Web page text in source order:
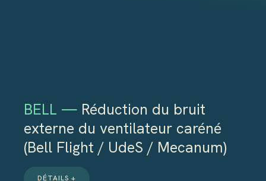
BELL — Réduction du bruit
externe du ventilateur caréné
(Bell Flight / UdeS / Mecanum)
DÉTAILS +